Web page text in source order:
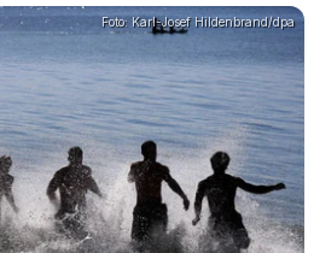
Foto: Karl-Josef Hildenbrand/dpa